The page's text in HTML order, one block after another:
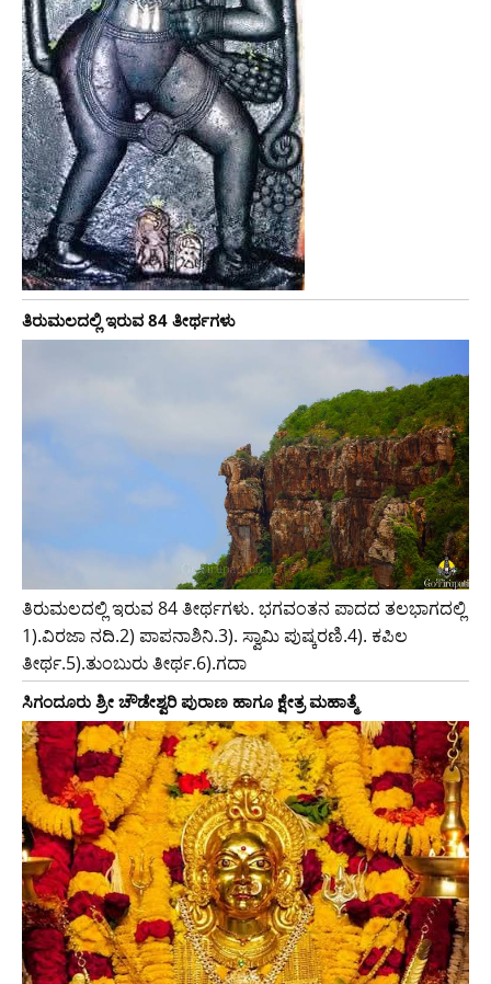
ತಿರುಮಲದಲ್ಲಿ ಇರುವ 84 ತೀರ್ಥಗಳು
ತಿರುಮಲದಲ್ಲಿ ಇರುವ 84 ತೀರ್ಥಗಳು. ಭಗವಂತನ ಪಾದದ ತಲಭಾಗದಲ್ಲಿ
1).ವಿರಜಾ ನದಿ.2) ಪಾಪನಾಶಿನಿ.3). ಸ್ವಾಮಿ ಪುಷ್ಕರಣಿ.4). ಕಪಿಲ
ತೀರ್ಥ.5).ತುಂಬುರು ತೀರ್ಥ.6).ಗದಾ
ಸಿಗಂದೂರು ಶ್ರೀ ಚೌಡೇಶ್ವರಿ ಪುರಾಣ ಹಾಗೂ ಕ್ಷೇತ್ರ ಮಹಾತ್ಮೆ